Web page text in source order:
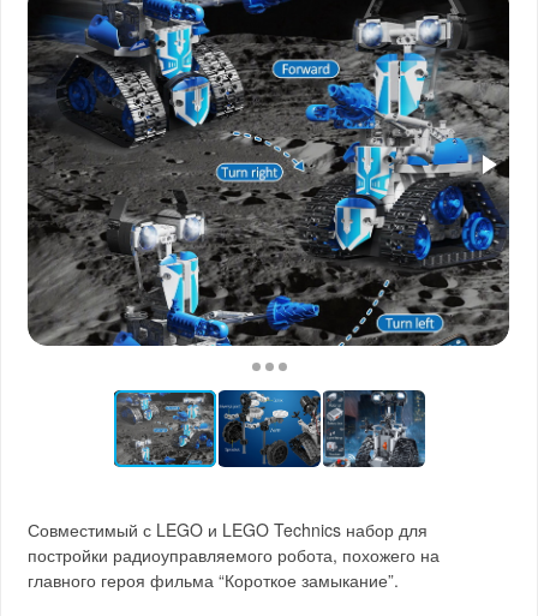
Совместимый с LEGO и LEGO Technics набор для
постройки радиоуправляемого робота, похожего на
главного героя фильма “Короткое замыкание”.